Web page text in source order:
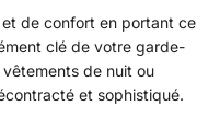
de confort en portant ce
clé de votre garde-
de nuit ou
et sophistiqué.